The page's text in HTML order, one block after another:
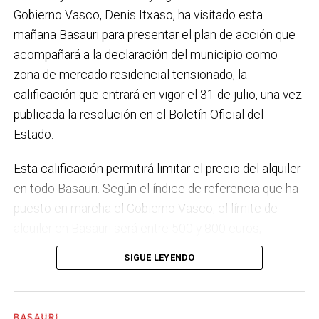
municipio más sostenible y preparado para el futuro.
En ese sentido, estamos trabajando en acciones de
clima y energía, entre las que destacan el diseño de
una red de refugios climáticos, junto con un Plan de
Actuación ante Episodios de Altas Temperaturas,
como las que recientemente hemos sufrido.
proyecto de lanueva haurreskola que se construirá en
Sarratu, junto a Arizko Ikastola, y que es una apuesta
por la educación pública y un elemento más de apoyo
el trabajo que desarrollamos en igualdad, con una
intensificación en la sensibilización respecto a la
violencia machista.
Gobierno Vasco, Denis Itxaso, ha visitado esta
mañana Basauri para presentar el plan de acción que
acompañará a la declaración del municipio como
zona de mercado residencial tensionado, la
calificación que entrará en vigor el 31 de julio, una vez
publicada la resolución en el Boletín Oficial del
Estado.
Esta calificación permitirá limitar el precio del alquiler
en todo Basauri. Según el índice de referencia que ha
puesto en marcha el Gobierno Vasco, el límite de
dependiendo de la zona y de las características de la
vivienda. Los interesados pueden consultar el límite
de precio a través del portal
SIGUE LEYENDO